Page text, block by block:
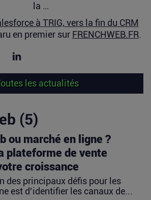
la …
à TRIG, vers la fin du CRM
en premier sur FRENCHWEB.FR.
Partager sur Facebook
les actualités
(5)
ou marché en ligne ?
plateforme de vente
croissance
des principaux défis pour les
est d’identifier les canaux de...